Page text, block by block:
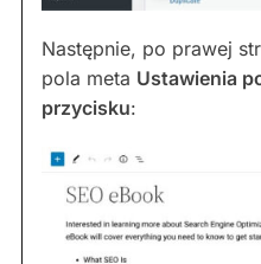
Następnie, po prawej
pola meta Ustawienia
przycisku: